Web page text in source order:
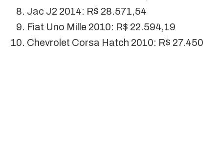
Jac J2 2014: R$ 28.571,54
Fiat Uno Mille 2010: R$ 22.594,19
Chevrolet Corsa Hatch 2010: R$ 27.450